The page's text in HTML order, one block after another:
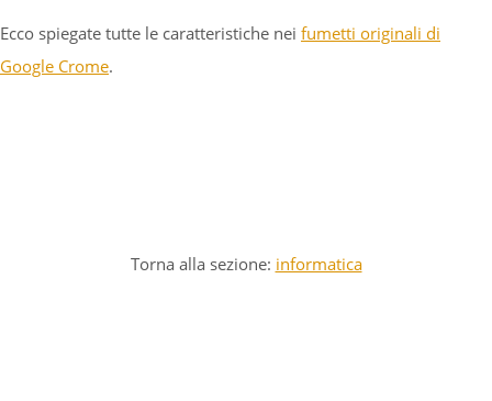
Ecco spiegate tutte le caratteristiche nei fumetti originali di
Google Crome.
Torna alla sezione: informatica